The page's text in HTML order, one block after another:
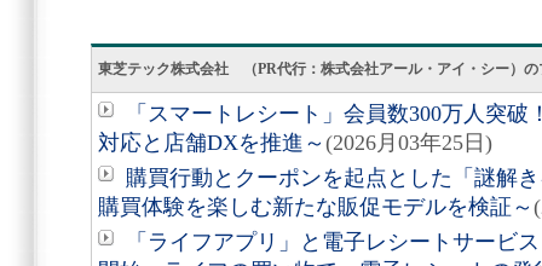
東芝テック株式会社 （PR代行：株式会社アール・アイ・シー）の
「スマートレシート」会員数300万人突
対応と店舗DXを推進～ (2026月03年25日)
購買行動とクーポンを起点とした「謎解
購買体験を楽しむ新たな販促モデルを検証～
「ライフアプリ」と電子レシートサービ